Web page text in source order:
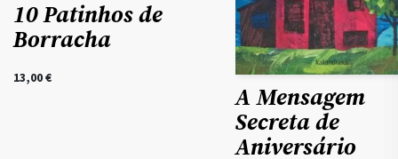
10 Patinhos de
Borracha
13,00€
A Mensagem
Secreta de
Aniversário